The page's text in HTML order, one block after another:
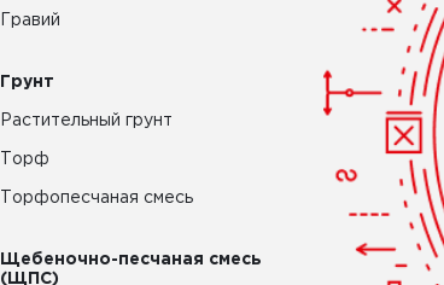
Гравий
Грунт
Растительный грунт
Торф
Торфопесчаная смесь
Щебеночно-песчаная смесь
(ЩПС)